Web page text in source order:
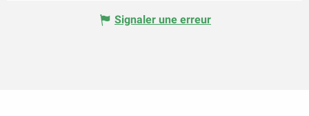
Signaler une erreur